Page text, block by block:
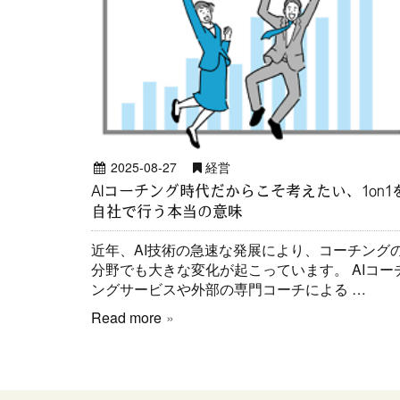
2025-08-27 経営
AIコーチング時代だからこそ考えたい、1on1
自社で行う本当の意味
近年、AI技術の急速な発展により、コーチング
分野でも大きな変化が起こっています。 AIコー
ングサービスや外部の専門コーチによる …
Read more